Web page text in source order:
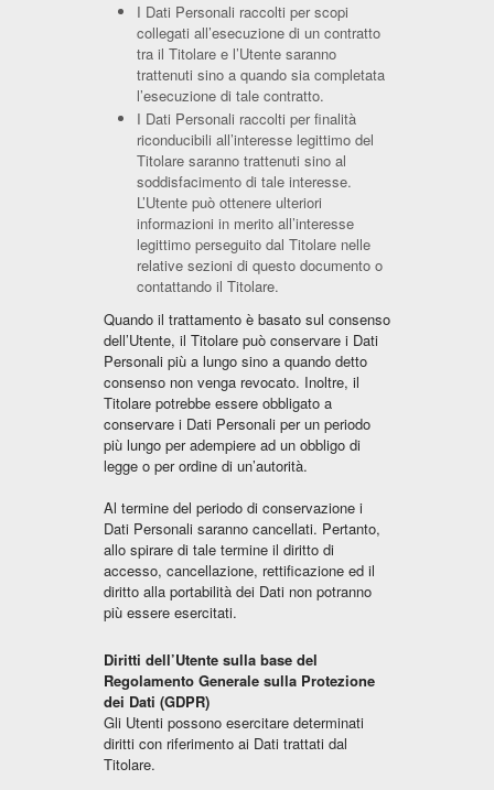
I Dati Personali raccolti per scopi
collegati all’esecuzione di un contratto
tra il Titolare e l’Utente saranno
trattenuti sino a quando sia completata
l’esecuzione di tale contratto.
I Dati Personali raccolti per finalità
riconducibili all’interesse legittimo del
Titolare saranno trattenuti sino al
soddisfacimento di tale interesse.
L’Utente può ottenere ulteriori
informazioni in merito all’interesse
legittimo perseguito dal Titolare nelle
relative sezioni di questo documento o
contattando il Titolare.
Quando il trattamento è basato sul consenso
dell’Utente, il Titolare può conservare i Dati
Personali più a lungo sino a quando detto
consenso non venga revocato. Inoltre, il
Titolare potrebbe essere obbligato a
conservare i Dati Personali per un periodo
più lungo per adempiere ad un obbligo di
legge o per ordine di un’autorità.
Al termine del periodo di conservazione i
Dati Personali saranno cancellati. Pertanto,
allo spirare di tale termine il diritto di
accesso, cancellazione, rettificazione ed il
diritto alla portabilità dei Dati non potranno
più essere esercitati.
Diritti dell’Utente sulla base del
Regolamento Generale sulla Protezione
dei Dati (GDPR)
Gli Utenti possono esercitare determinati
diritti con riferimento ai Dati trattati dal
Titolare.